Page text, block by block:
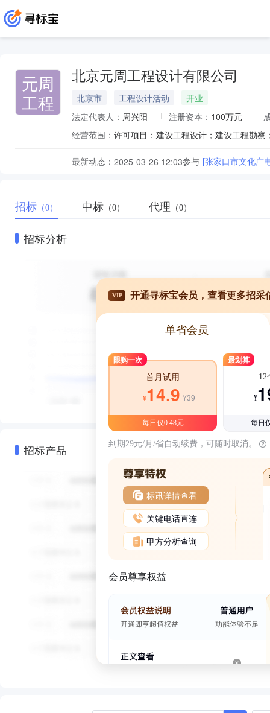
元周
工程
北京元周工程设计有限公司
北京市 工程设计活动
开业
法定代表人： 周兴阳 注册资本： 100万元
经营范围：
最新动态： 2025-03-26 12:03参与 [张家口市文化广
招标 （0） 中标 （0） 代理 （0）
招标分析
招标产品
VIP 开通寻标宝会员，查看更多招采
单省会员
限购一次
首月试用
¥14.9 ¥39
每日仅0.48元
最划算
12
¥
每日
到期29元/月/省自动续费，可随时取消。
标讯详情查看
关键电话直连
甲方分析查询
会员尊享权益